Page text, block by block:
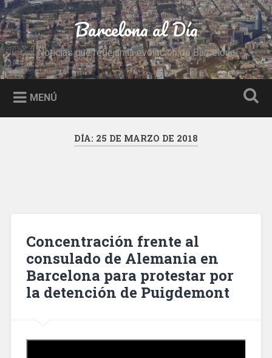
Saltar
al
contenido
Buscar Barcelona al Día
Noticias que reflejan la evolución de Barcelona
MENÚ
DÍA: 25 DE MARZO DE 2018
Concentración frente al
consulado de Alemania en
Barcelona para protestar por
la detención de Puigdemont